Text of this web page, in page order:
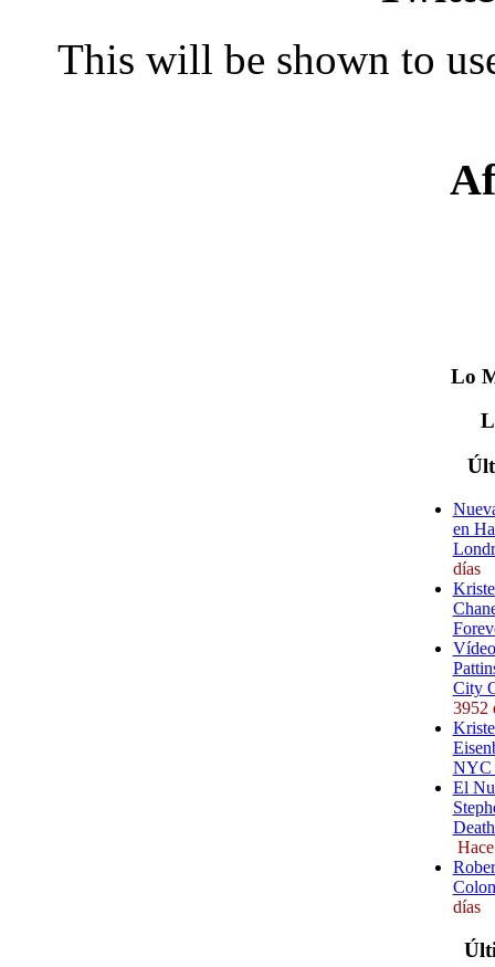
This will be shown to
Lo
en
días
City
3952
NYC
El
días